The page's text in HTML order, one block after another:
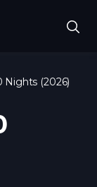
Nights (2026)